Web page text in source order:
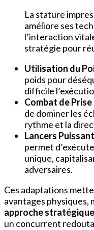
La stature
améliore ses
l’interaction
stratégie pour
Utilisation du
poids pour
difficile
Combat de
de dominer les
rythme et la
Lancers
permet
unique,
adversaires.
Ces adaptations
avantages physiques,
approche
un concurrent